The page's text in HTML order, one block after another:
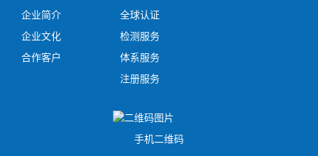
企业简介
企业文化
合作客户
全球认证
检测服务
体系服务
注册服务
手机二维码